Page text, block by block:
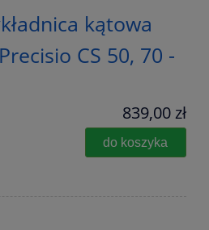
kątowa
CS 50, 70 -
839,00 zł
do koszyka